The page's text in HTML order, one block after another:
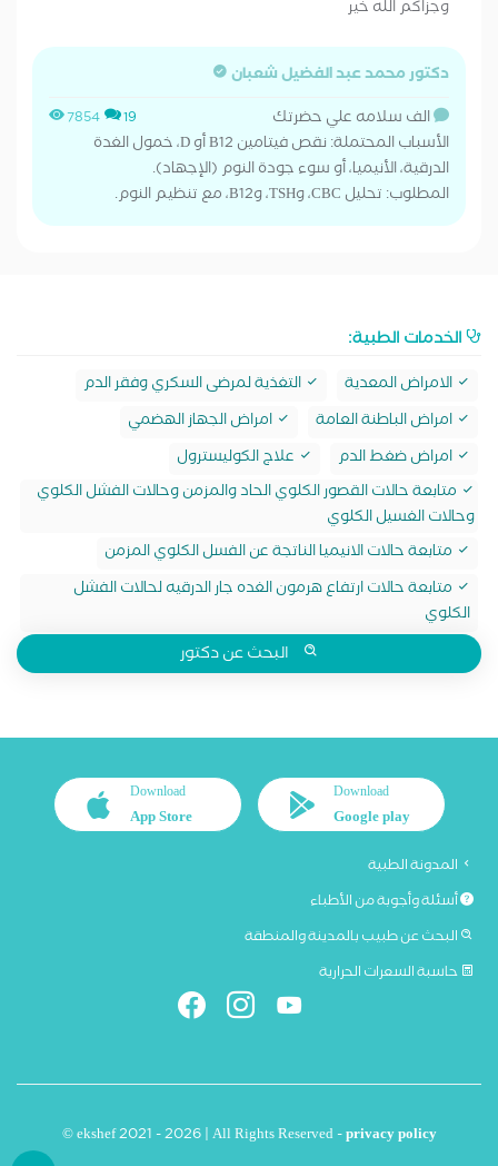
وجزاكم الله خير
دكتور محمد عبد الفضيل شعبان
7854 19
الف سلامه علي حضرتك
الأسباب المحتملة: نقص فيتامين B12 أو D، خمول الغدة
الدرقية، الأنيميا، أو سوء جودة النوم (الإجهاد).
​المطلوب: تحليل CBC، وTSH، وB12، مع تنظيم النوم.
الخدمات الطبية:
الامراض المعدية
التغذية لمرضى السكري وفقر الدم
امراض الباطنة العامة
امراض الجهاز الهضمي
امراض ضغط الدم
علاج الكوليسترول
متابعة حالات القصور الكلوي الحاد والمزمن وحالات الفشل الكلوي
وحالات الغسيل الكلوي
متابعة حالات الانيميا الناتجة عن الفسل الكلوي المزمن
متابعة حالات ارتفاع هرمون الغده جار الدرقيه لحالات الفشل
الكلوي
البحث عن دكتور
Download
Google play
Download
App Store
المدونة الطبية
أسئلة وأجوبة من الأطباء
البحث عن طبيب بالمدينة والمنطقة
حاسبة السعرات الحرارية
© ekshef 2021 - 2026 | All Rights Reserved -privacy policy